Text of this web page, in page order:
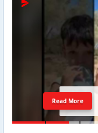
Read More